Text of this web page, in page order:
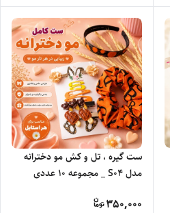
ست گیره ، تل و کش مو دخترانه
مدل S0۴ _ مجموعه ۱۰ عددی
350,000